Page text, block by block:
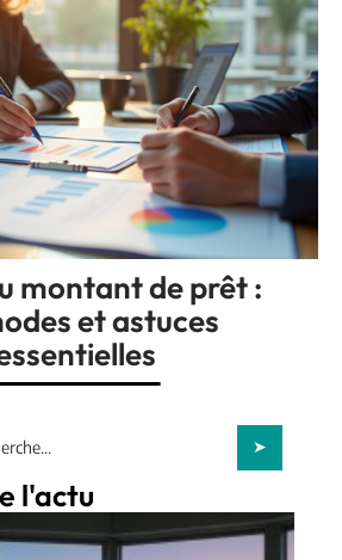
montant de prêt :
et astuces
l'actu